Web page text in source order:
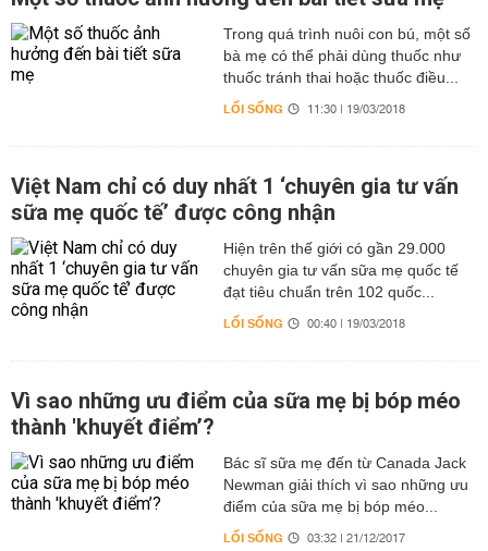
Trong quá trình nuôi con bú, một số
bà mẹ có thể phải dùng thuốc như
thuốc tránh thai hoặc thuốc điều...
LỐI SỐNG 11:30 | 19/03/2018
Việt Nam chỉ có duy nhất 1 ‘chuyên gia tư vấn
sữa mẹ quốc tế’ được công nhận
Hiện trên thế giới có gần 29.000
chuyên gia tư vấn sữa mẹ quốc tế
đạt tiêu chuẩn trên 102 quốc...
LỐI SỐNG 00:40 | 19/03/2018
Vì sao những ưu điểm của sữa mẹ bị bóp méo
thành 'khuyết điểm’?
Bác sĩ sữa mẹ đến từ Canada Jack
Newman giải thích vì sao những ưu
điểm của sữa mẹ bị bóp méo...
LỐI SỐNG 03:32 | 21/12/2017